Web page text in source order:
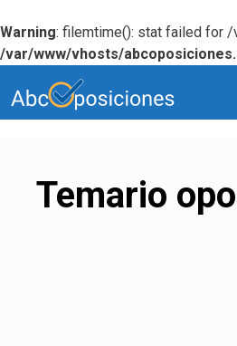
Warning: filemtime(): stat failed for
/var/www/vhosts/
contenido
Temario